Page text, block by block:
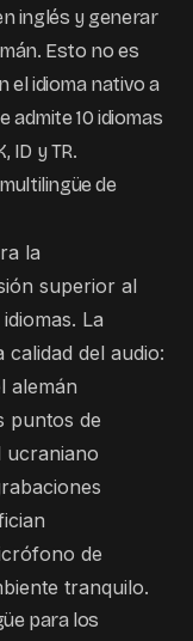
inglés y generar
Esto no es
el idioma nativo a
admite 10 idiomas
ID y TR.
de
la
superior al
La
del audio:
alemán
puntos de
ucraniano
de
tranquilo.
para los